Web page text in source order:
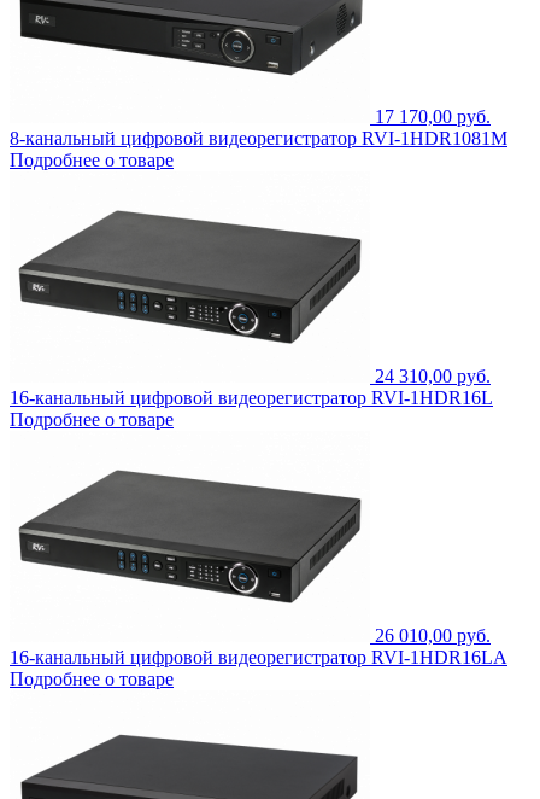
17 170,00 руб.
8-канальный цифровой видеорегистратор RVI-1HDR1081M
Подробнее о товаре
24 310,00 руб.
16-канальный цифровой видеорегистратор RVI-1HDR16L
Подробнее о товаре
26 010,00 руб.
16-канальный цифровой видеорегистратор RVI-1HDR16LA
Подробнее о товаре